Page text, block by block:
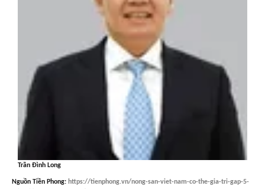
Trần Đình Long
Nguồn Tiền Phong: https://tienphong.vn/nong-san-viet-nam-co-the-gia-tri-gap-5-